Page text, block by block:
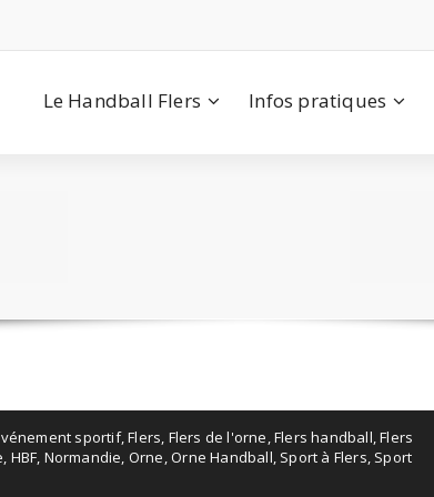
Le Handball Flers Infos pratiques
sportif,Flers, Flers de l'orne,Flers handball,Flers
, HBF, Normandie, Orne,Orne Handball, Sport à Flers, Sport